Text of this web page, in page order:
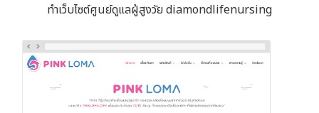
ทำเว็บไซต์ศูนย์ดูแลผู้สูงวัย diamondlifenursing